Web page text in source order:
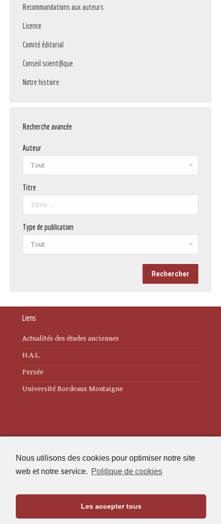
Nous utilisons des cookies pour optimiser notre site
web et notre service. Politique de cookies
Les accepter tous
Recommandations aux auteurs
Licence
Comité éditorial
Conseil scientifique
Notre histoire
Recherche avancée
Auteur
Titre
Type de publication
Liens
Actualités des études anciennes
H.A.L.
Persée
Université Bordeaux Montaigne
Politique de cookies (UE)
Maison de l'Archéologie